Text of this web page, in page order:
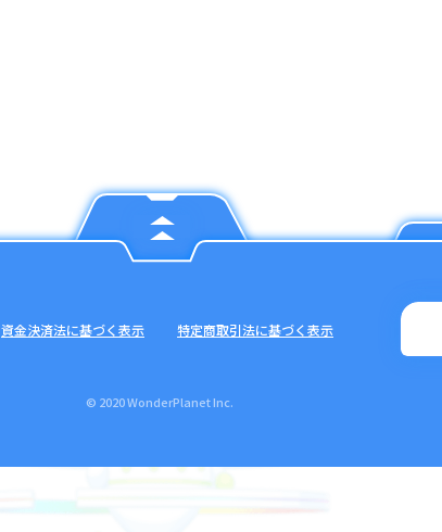
資金決済法に基づく表示 特定商取引法に基づく表示
© 2020 WonderPlanet Inc.